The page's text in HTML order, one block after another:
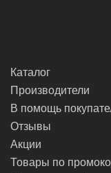
Каталог
Производители
В помощь
Отзывы
Акции
Товары по